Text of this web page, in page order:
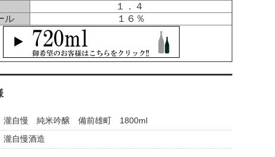
１．４
ル １６％
瀧自慢 純米吟醸 備前雄町 1800ml
瀧自慢酒造